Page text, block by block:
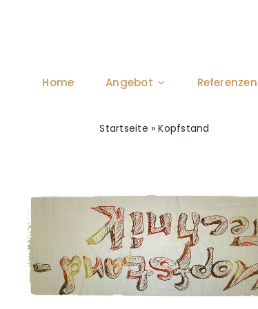
Home Angebot Referenzen
Startseite »Kopfstand